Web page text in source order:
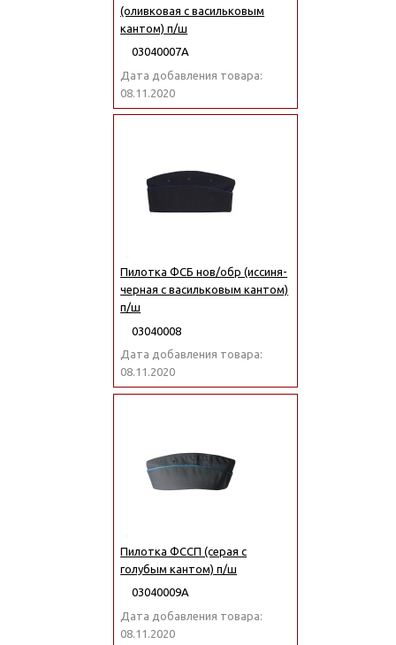
(оливковая с васильковым
кантом) п/ш
03040007А
Дата добавления товара:
08.11.2020
Пилотка ФСБ нов/обр (иссиня-
черная с васильковым кантом)
п/ш
03040008
Дата добавления товара:
08.11.2020
Пилотка ФССП (серая с
голубым кантом) п/ш
03040009А
Дата добавления товара:
08.11.2020